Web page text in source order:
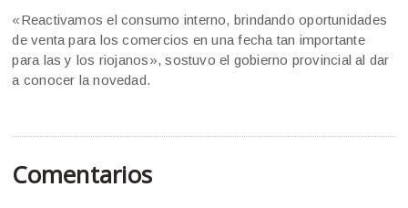
«Reactivamos el consumo interno, brindando oportunidades
de venta para los comercios en una fecha tan importante
para las y los riojanos», sostuvo el gobierno provincial al dar
a conocer la novedad.
Comentarios